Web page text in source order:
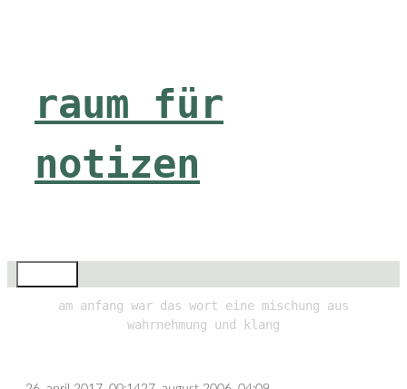
raum für
notizen
am anfang war das wort eine mischung aus
wahrnehmung und klang